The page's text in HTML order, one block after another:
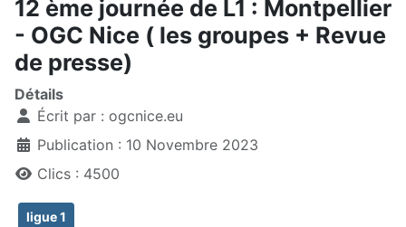
12 ème journée de L1 : Montpellier
- OGC Nice ( les groupes + Revue
de presse)
Détails
Écrit par : ogcnice.eu
Publication : 10 Novembre 2023
Clics : 4500
ligue 1